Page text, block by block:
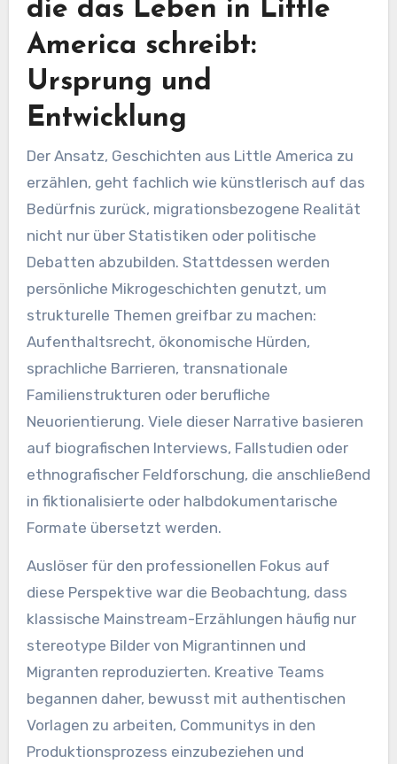
die das Leben in Little
America schreibt:
Ursprung und
Entwicklung
Der Ansatz, Geschichten aus Little America zu
erzählen, geht fachlich wie künstlerisch auf das
Bedürfnis zurück, migrationsbezogene Realität
nicht nur über Statistiken oder politische
Debatten abzubilden. Stattdessen werden
persönliche Mikrogeschichten genutzt, um
strukturelle Themen greifbar zu machen:
Aufenthaltsrecht, ökonomische Hürden,
sprachliche Barrieren, transnationale
Familienstrukturen oder berufliche
Neuorientierung. Viele dieser Narrative basieren
auf biografischen Interviews, Fallstudien oder
ethnografischer Feldforschung, die anschließend
in fiktionalisierte oder halbdokumentarische
Formate übersetzt werden.
Auslöser für den professionellen Fokus auf
diese Perspektive war die Beobachtung, dass
klassische Mainstream-Erzählungen häufig nur
stereotype Bilder von Migrantinnen und
Migranten reproduzierten. Kreative Teams
begannen daher, bewusst mit authentischen
Vorlagen zu arbeiten, Communitys in den
Produktionsprozess einzubeziehen und